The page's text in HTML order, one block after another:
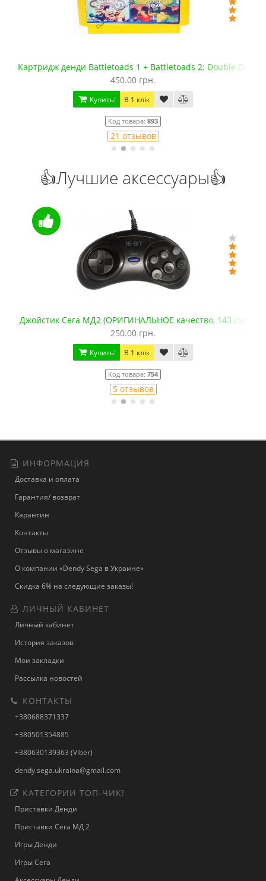
Картридж денди Battletoads 1 + Battletoads 2: Double
450.00 грн.
Купить! В 1 клік
Код товара: 893
21 отзывов
👍Лучшие аксессуары👍
Джойстик Сега МД2 (ОРИГИНАЛЬНОЕ качество, 143 см)
250.00 грн.
Купить! В 1 клік
Код товара: 754
5 отзывов
ИНФОРМАЦИЯ
Доставка и оплата
Гарантия/ возврат
Карантин
Контакты
Отзывы о магазине
О компании «Dendy Sega в Украине»
Скидка 6% на следующие заказы!
ЛИЧНЫЙ КАБИНЕТ
Личный кабинет
История заказов
Мои закладки
Рассылка новостей
КОНТАКТЫ
+380688371337
+380501354885
+380630139363 (Viber)
dendy.sega.ukraina@gmail.com
КАТЕГОРИИ ТОП-ЧИК!
Приставки Денди
Приставки Сега МД 2
Игры Денди
Игры Сега